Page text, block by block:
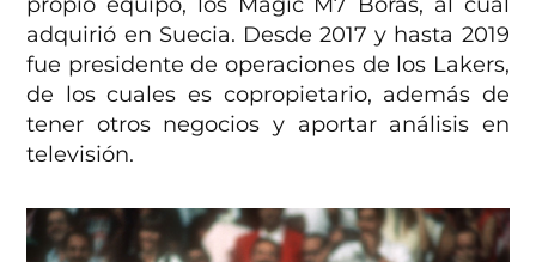
adquirió en Suecia. Desde 2017 y hasta 2019
fue presidente de operaciones de los Lakers,
de los cuales es copropietario, además de
tener otros negocios y aportar análisis en
televisión.